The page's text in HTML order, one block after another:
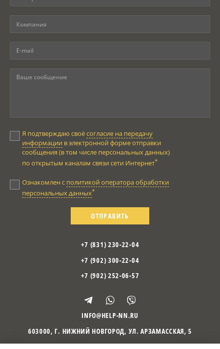
Я подтверждаю своёсогласие на передачу
информации в электронной форме отправки
сообщения (в том числе персональных данных)
по открытым каналам связи сети Интернет*
Ознакомлен с политикой оператора обработки
персональных данных*
ОТПРАВИТЬ
+7 (831) 230-22-04
+7 (902) 300-22-04
+7 (902) 252-06-57
INFO@HELP-NN.RU
603000, Г. НИЖНИЙ НОВГОРОД, УЛ. АРЗАМАССКАЯ, 5